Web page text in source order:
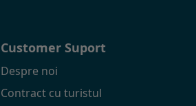
Customer Suport
Despre noi
Contract cu turistul